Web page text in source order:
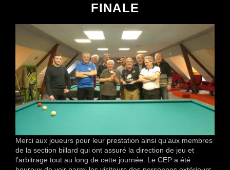
FINALE
Merci aux joueurs pour leur prestation ainsi qu’aux membres
de la section billard qui ont assuré la direction de jeu et
l’arbitrage tout au long de cette journée. Le CEP a été